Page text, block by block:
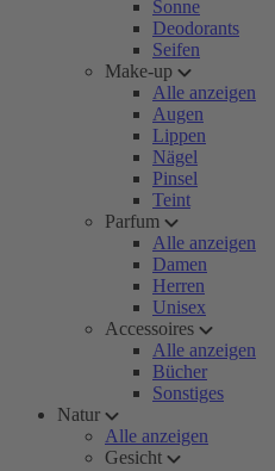
Sonne
Deodorants
Seifen
Make-up
Alle anzeigen
Augen
Lippen
Nägel
Pinsel
Teint
Parfum
Alle anzeigen
Damen
Herren
Unisex
Accessoires
Alle anzeigen
Bücher
Sonstiges
Natur
Alle anzeigen
Gesicht